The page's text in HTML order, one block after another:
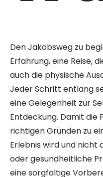
Den Jakobsweg zu
Erfahrung, eine Reise,
auch die physische
Jeder Schritt entlang
eine Gelegenheit zur
Entdeckung. Damit die
richtigen Gründen zu
Erlebnis wird und nicht
oder gesundheitliche
eine sorgfältige